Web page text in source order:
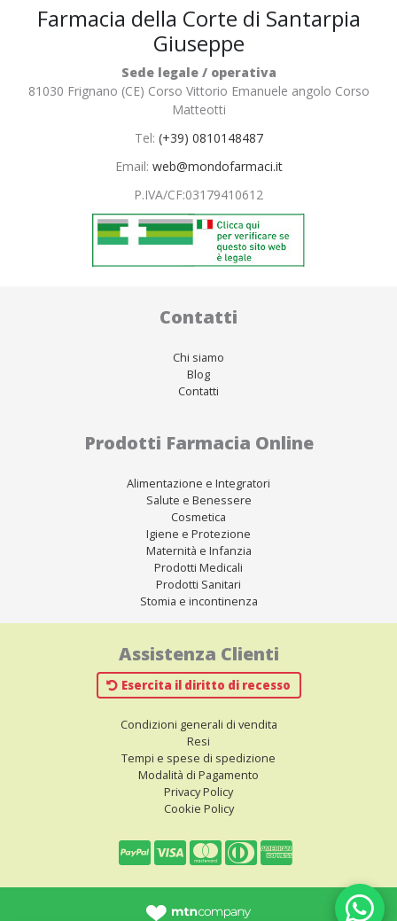
Farmacia della Corte di Santarpia
Giuseppe
Sede legale / operativa
81030 Frignano (CE) Corso Vittorio Emanuele angolo Corso
Matteotti
Tel: (+39) 0810148487
Email: web@mondofarmaci.it
P.IVA/CF:03179410612
Contatti
Chi siamo
Blog
Contatti
Prodotti Farmacia Online
Alimentazione e Integratori
Salute e Benessere
Cosmetica
Igiene e Protezione
Maternità e Infanzia
Prodotti Medicali
Prodotti Sanitari
Stomia e incontinenza
Assistenza Clienti
Esercita il diritto di recesso
Condizioni generali di vendita
Resi
Tempi e spese di spedizione
Modalità di Pagamento
Privacy Policy
Cookie Policy